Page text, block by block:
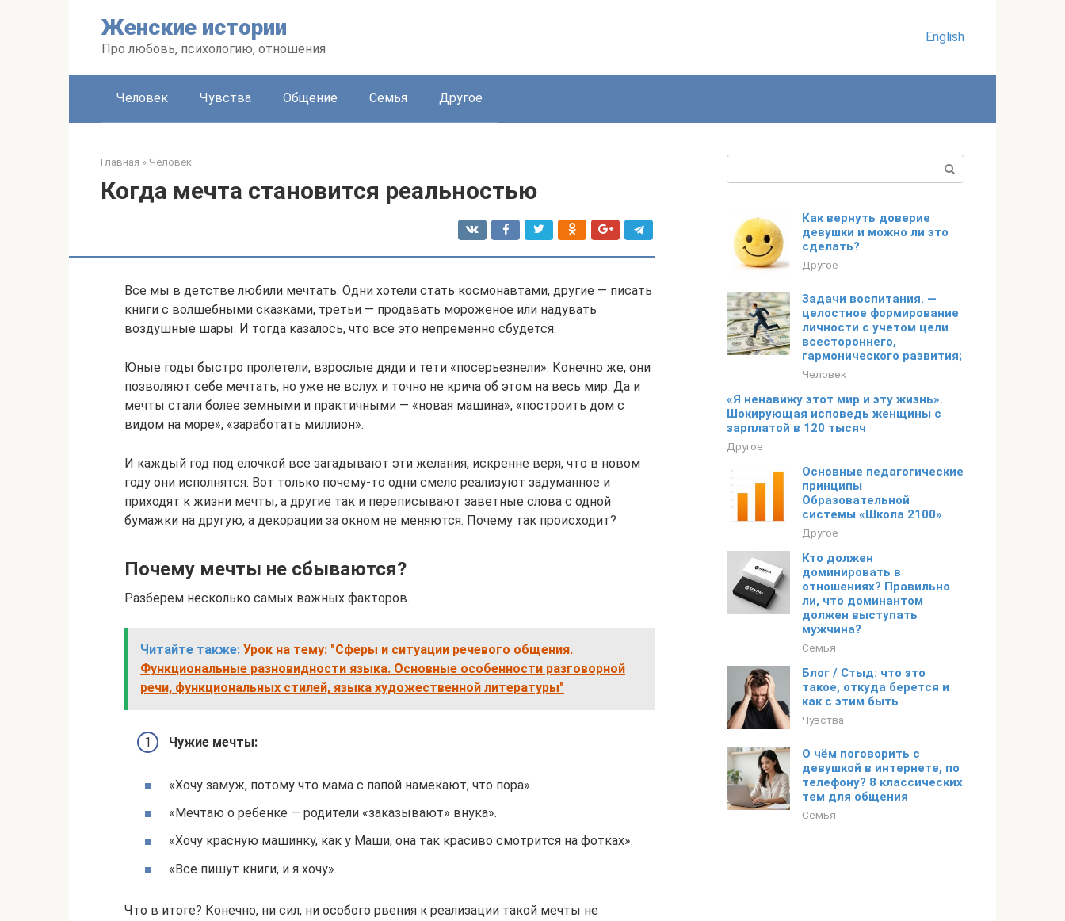
Женские истории
Про любовь, психологию, отношения
English
Человек Чувства Общение Семья Другое
Главная » Человек
Когда мечта становится реальностью
Все мы в детстве любили мечтать. Одни хотели стать космонавтами, другие — писать
книги с волшебными сказками, третьи — продавать мороженое или надувать
воздушные шары. И тогда казалось, что все это непременно сбудется.
Юные годы быстро пролетели, взрослые дяди и тети «посерьезнели». Конечно же, они
позволяют себе мечтать, но уже не вслух и точно не крича об этом на весь мир. Да и
мечты стали более земными и практичными — «новая машина», «построить дом с
видом на море», «заработать миллион».
И каждый год под елочкой все загадывают эти желания, искренне веря, что в новом
году они исполнятся. Вот только почему-то одни смело реализуют задуманное и
приходят к жизни мечты, а другие так и переписывают заветные слова с одной
бумажки на другую, а декорации за окном не меняются. Почему так происходит?
Почему мечты не сбываются?
Разберем несколько самых важных факторов.
Читайте также: Урок на тему: "Сферы и ситуации речевого общения.
Функциональные разновидности языка. Основные особенности разговорной
речи, функциональных стилей, языка художественной литературы"
Чужие мечты:
«Хочу замуж, потому что мама с папой намекают, что пора».
«Мечтаю о ребенке — родители «заказывают» внука».
«Хочу красную машинку, как у Маши, она так красиво смотрится на фотках».
«Все пишут книги, и я хочу».
Что в итоге? Конечно, ни сил, ни особого рвения к реализации такой мечты не
Как вернуть доверие
девушки и можно ли это
сделать?
Другое
Задачи воспитания. —
целостное формирование
личности с учетом цели
всестороннего,
гармонического развития;
Человек
«Я ненавижу этот мир и эту жизнь».
Шокирующая исповедь женщины с
зарплатой в 120 тысяч
Другое
Основные педагогические
принципы
Образовательной
системы «Школа 2100»
Другое
Кто должен
доминировать в
отношениях? Правильно
ли, что доминантом
должен выступать
мужчина?
Семья
Блог / Стыд: что это
такое, откуда берется и
как с этим быть
Чувства
О чём поговорить с
девушкой в интернете, по
телефону? 8 классических
тем для общения
Семья